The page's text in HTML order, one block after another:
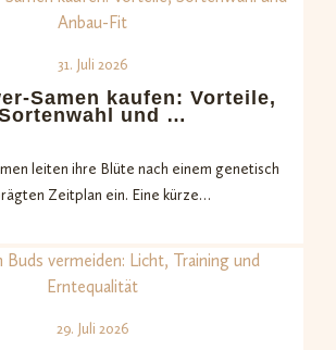
31. Juli 2026
Samen kaufen: Vorteile,
und …
leiten ihre Blüte nach einem genetisch
Zeitplan ein. Eine kürze…
29. Juli 2026